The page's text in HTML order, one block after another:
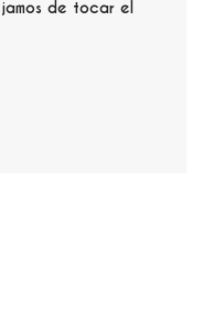
de tocar el